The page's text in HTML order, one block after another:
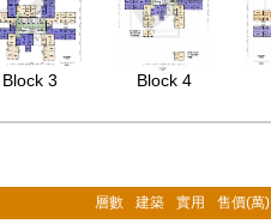
Block 3 Block 4
層數 建築 實用 售價(萬)